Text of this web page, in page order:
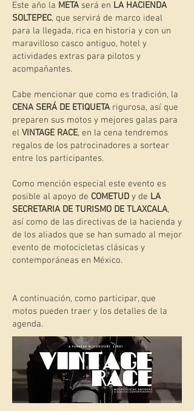
Este año la META será en LA HACIENDA
SOLTEPEC, que servirá de marco ideal
para la llegada, rica en historia y con un
maravilloso casco antiguo, hotel y
actividades extras para pilotos y
acompañantes.
Cabe mencionar que como es tradición, la
CENA SERÁ DE ETIQUETA rigurosa, así que
preparen sus motos y mejores galas para
el VINTAGE RACE, en la cena tendremos
regalos de los patrocinadores a sortear
entre los participantes.
Como mención especial este evento es
posible al apoyo de COMETUD y de LA
SECRETARIA DE TURISMO DE TLAXCALA,
así como de las directivas de la hacienda y
de los aliados que se han sumado al mejor
evento de motocicletas clásicas y
contemporáneas en México.
A continuación, como participar, que
motos pueden traer y los detalles de la
agenda.